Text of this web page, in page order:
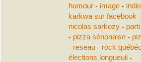
humour- image-
karkwa sur facebook -
nicolas sarkozy-
- pizza sénonaise-
- reseau- rock
élections longueuil -